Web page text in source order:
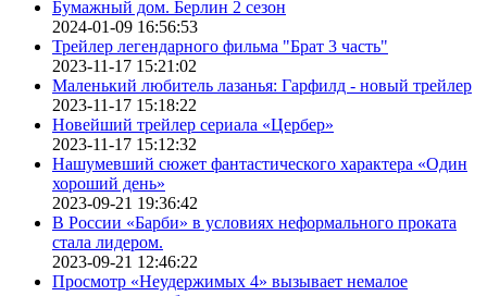
Бумажный дом. Берлин 2 сезон
2024-01-09 16:56:53
Трейлер легендарного фильма "Брат 3 часть"
2023-11-17 15:21:02
Маленький любитель лазанья: Гарфилд - новый трейлер
2023-11-17 15:18:22
Новейший трейлер сериала «Цербер»
2023-11-17 15:12:32
Нашумевший сюжет фантастического характера «Один
хороший день»
2023-09-21 19:36:42
В России «Барби» в условиях неформального проката
стала лидером.
2023-09-21 12:46:22
Просмотр «Неудержимых 4» вызывает немалое